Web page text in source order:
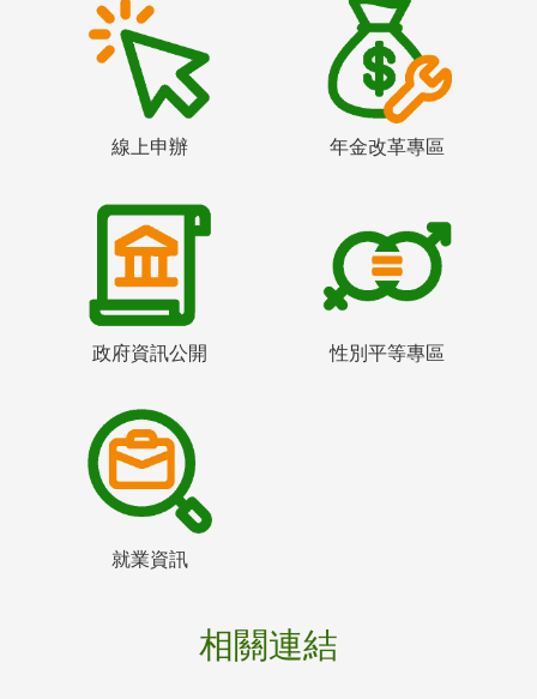
線上申辦 年金改革專區
政府資訊公開 性別平等專區
就業資訊
相關連結